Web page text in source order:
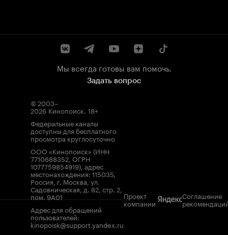
Мы всегда готовы вам помочь.
Задать вопрос
© 2003–
2026 Кинопоиск. 18+
Федеральные каналы
доступны для бесплатного
просмотра круглосуточно
ООО «Кинопоиск» (ИНН
7710688352, ОГРН
1077759854919), адрес
местонахождения: 115035,
Россия, г. Москва, ул.
Садовническая, д. 82, стр. 2,
пом. 9А01
Адрес для обращений
пользователей:
kinopoisk@support.yandex.ru
Проект
компании
Соглашение